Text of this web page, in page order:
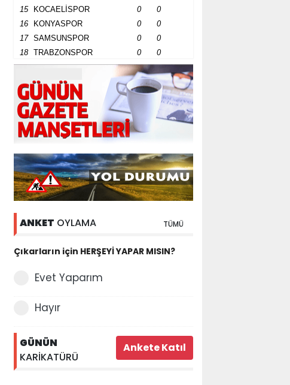
15
KOCAELİSPOR 0
0
16
KONYASPOR 0
0
17
SAMSUNSPOR 0
0
18
TRABZONSPOR 0 0
ANKET OYLAMA TÜMÜ
Çıkarların için HERŞEYİ YAPAR MISIN?
Evet Yaparım
Hayır
GÜNÜN
KARİKATÜRÜ